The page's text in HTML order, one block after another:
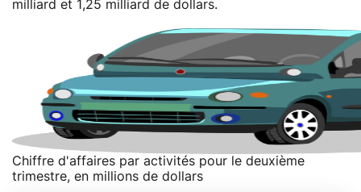
milliard et 1,25 milliard de dollars.
Chiffre d'affaires par activités pour le deuxième
trimestre, en millions de dollars